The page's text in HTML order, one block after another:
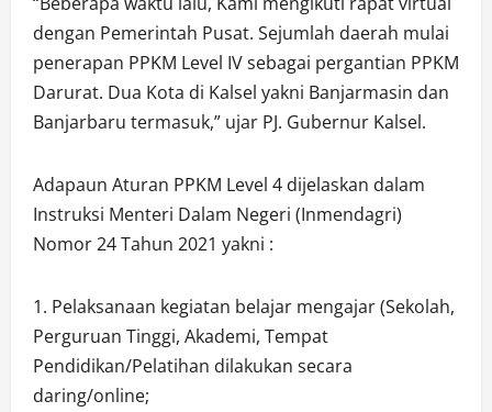
dengan Pemerintah Pusat. Sejumlah daerah mulai
penerapan PPKM Level IV sebagai pergantian PPKM
Darurat. Dua Kota di Kalsel yakni Banjarmasin dan
Banjarbaru termasuk,” ujar PJ. Gubernur Kalsel.
Adapaun Aturan PPKM Level 4 dijelaskan dalam
Instruksi Menteri Dalam Negeri (Inmendagri)
Nomor 24 Tahun 2021 yakni :
1. Pelaksanaan kegiatan belajar mengajar (Sekolah,
Perguruan Tinggi, Akademi, Tempat
Pendidikan/Pelatihan dilakukan secara
daring/online;